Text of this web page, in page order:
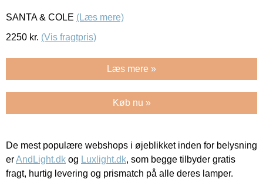
SANTA & COLE (Læs mere)
2250 kr. (Vis fragtpris)
Læs mere »
Køb nu »
De mest populære webshops i øjeblikket inden for belysning
erAndLight.dk og Luxlight.dk, som begge tilbyder gratis
fragt, hurtig levering og prismatch på alle deres lamper.